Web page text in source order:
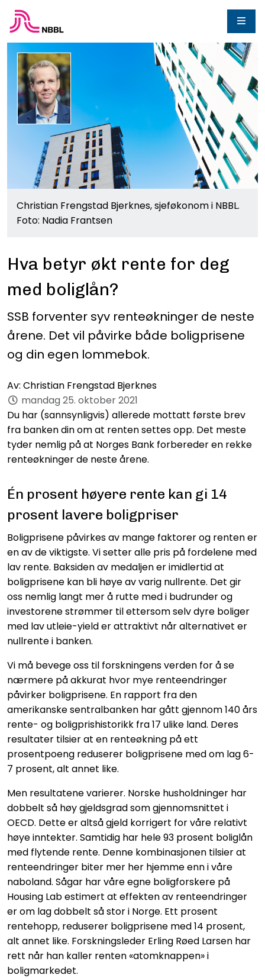
Christian Frengstad Bjerknes, sjeføkonom i NBBL.
Foto: Nadia Frantsen
Hva betyr økt rente for deg
med boliglån?
SSB forventer syv renteøkninger de neste
årene. Det vil påvirke både boligprisene
og din egen lommebok.
Av: Christian Frengstad Bjerknes
mandag 25. oktober 2021
Du har (sannsynligvis) allerede mottatt første brev
fra banken din om at renten settes opp. Det meste
tyder nemlig på at Norges Bank forbereder en rekke
renteøkninger de neste årene.
Én prosent høyere rente kan gi 14
prosent lavere boligpriser
Boligprisene påvirkes av mange faktorer og renten er
en av de viktigste. Vi setter alle pris på fordelene med
lav rente. Baksiden av medaljen er imidlertid at
boligprisene kan bli høye av varig nullrente. Det gir
oss nemlig langt mer å rutte med i budrunder og
investorene strømmer til ettersom selv dyre boliger
med lav utleie-yield er attraktivt når alternativet er
nullrente i banken.
Vi må bevege oss til forskningens verden for å se
nærmere på akkurat hvor mye renteendringer
påvirker boligprisene. En rapport fra den
amerikanske sentralbanken har gått gjennom 140 års
rente- og boligprishistorikk fra 17 ulike land. Deres
resultater tilsier at en renteøkning på ett
prosentpoeng reduserer boligprisene med om lag 6-
7 prosent, alt annet like.
Men resultatene varierer. Norske husholdninger har
dobbelt så høy gjeldsgrad som gjennomsnittet i
OECD. Dette er altså gjeld korrigert for våre relativt
høye inntekter. Samtidig har hele 93 prosent boliglån
med flytende rente. Denne kombinasjonen tilsier at
renteendringer biter mer her hjemme enn i våre
naboland. Sågar har våre egne boligforskere på
Housing Lab estimert at effekten av renteendringer
er om lag dobbelt så stor i Norge. Ett prosent
rentehopp, reduserer boligprisene med 14 prosent,
alt annet like. Forskningsleder Erling Røed Larsen har
rett når han kaller renten «atomknappen» i
boligmarkedet.